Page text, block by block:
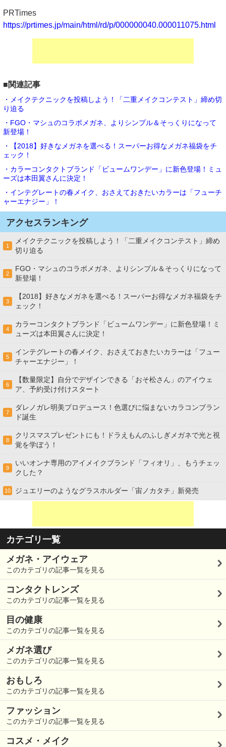
PRTimes
https://prtimes.jp/main/html/rd/p/000000040.000011075.html
■関連記事
・メイクテクニックを投稿しよう！「二重メイクコンテスト」締め切
り迫る
・FGO・マシュのコラボメガネ、よりシンプル＆そっくりになって
新登場！
・【2018】好きなメガネを選べる！スーパーお得なメガネ福袋をチ
ェック！
・カラーコンタクトブランド「ビュームワンデー」に新色登場！ミュ
ーズは本田翼さんに決定！
・インテグレートの春メイク、おさえておきたいカラーは「フューチ
ャーエナジー」！
アクセスランキング
1
メイクテクニックを投稿しよう！「二重メイクコンテスト」締め
切り迫る
2
FGO・マシュのコラボメガネ、よりシンプル＆そっくりになって
新登場！
3
【2018】好きなメガネを選べる！スーパーお得なメガネ福袋をチ
ェック！
4
カラーコンタクトブランド「ビュームワンデー」に新色登場！ミ
ューズは本田翼さんに決定！
5
インテグレートの春メイク、おさえておきたいカラーは「フュー
チャーエナジー」！
6
【数量限定】自分でデザインできる「おそ松さん」のアイウェ
ア、予約受け付けスタート
7
ダレノガレ明美プロデュース！色選びに悩まないカラコンブラン
ド誕生
8
クリスマスプレゼントにも！ドラえもんのふしぎメガネで光と視
覚を学ぼう！
9
いいオンナ専用のアイメイクブランド「フィオリ」、もうチェッ
クした？
10 ジュエリーのようなグラスホルダー「宙ノカタチ」新発売
カテゴリ一覧
メガネ・アイウェア
このカテゴリの記事一覧を見る
コンタクトレンズ
このカテゴリの記事一覧を見る
目の健康
このカテゴリの記事一覧を見る
メガネ選び
このカテゴリの記事一覧を見る
おもしろ
このカテゴリの記事一覧を見る
ファッション
このカテゴリの記事一覧を見る
コスメ・メイク